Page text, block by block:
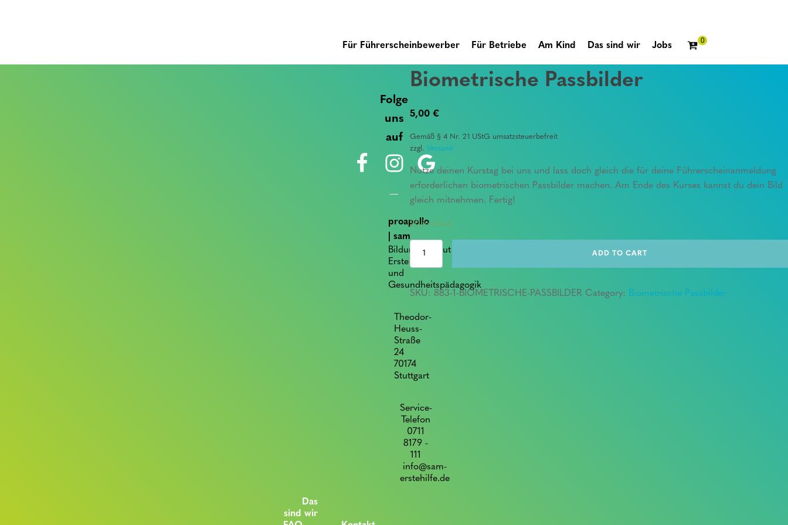
Für Führerscheinbewerber Für Betriebe Am Kind Das sind wir Jobs
Biometrische Passbilder
5,00 €
Gemäß § 4 Nr. 21 UStG umsatzsteuerbefreit
zzgl. Versand
Nutze deinen Kurstag bei uns und lass doch gleich die für deine Führerscheinanmeldung
erforderlichen biometrischen Passbilder machen. Am Ende des Kurses kannst du dein Bild
gleich mitnehmen. Fertig!
20 in stock
Biometrische
ADD TO CART
SKU: 883-1-BIOMETRISCHE-PASSBILDER Category: Biometrische Passbilder
Folge
uns
auf
proapollo
| sam
Bildungsinstitut für
Erste Hilfe
und
Gesundheitspädagogik
Theodor-
Heuss-
Straße
24
70174
Stuttgart
Service-
Telefon
0711
8179 -
111
info@sam-
erstehilfe.de
Das
sind wir